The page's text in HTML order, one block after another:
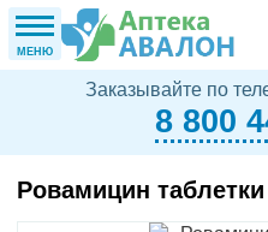
МЕНЮ
Заказывайте по
8 800
Ровамицин